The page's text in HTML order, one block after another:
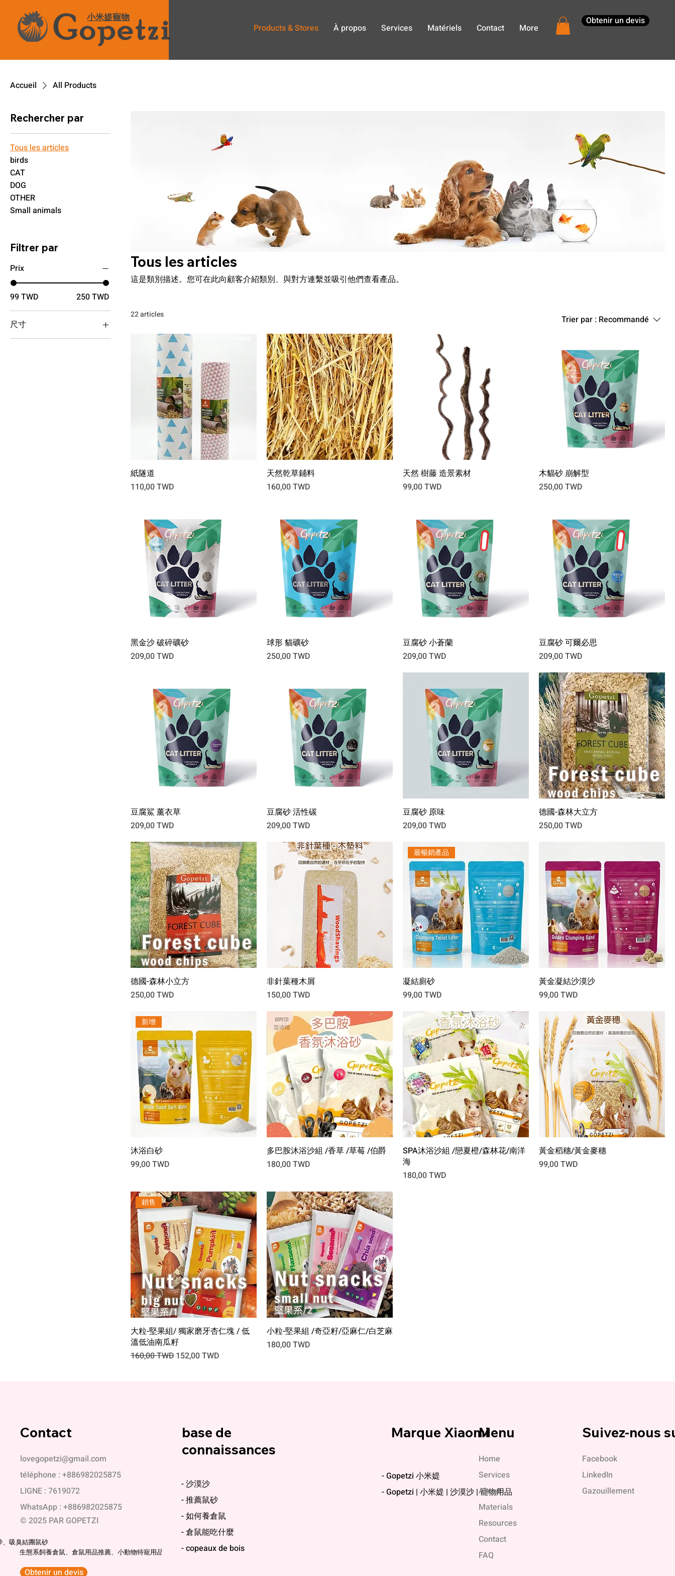
小米媞寵物
Products & Stores À propos Services Matériels Contact More
Obtenir un devis
Accueil All Products
Rechercher par
Tous les articles
birds
CAT
DOG
OTHER
Small animals
Filtrer par
Prix
99 TWD 250 TWD
尺寸
Large
Tous les articles
這是類別描述。您可在此向顧客介紹類別、與對方連繫並吸引他們查看產品。
22 articles Trier par : Recommandé
紙隧道
Prix
110,00 TWD
天然乾草鋪料
Prix
160,00 TWD
天然 樹藤 造景素材
Prix
99,00 TWD
木貓砂 崩解型
Prix
250,00 TWD
黑金沙 破碎礦砂
Prix
209,00 TWD
球形 貓礦砂
Prix
250,00 TWD
豆腐砂 小蒼蘭
Prix
209,00 TWD
豆腐砂 可爾必思
Prix
209,00 TWD
豆腐鯊 薰衣草
Prix
209,00 TWD
豆腐砂 活性碳
Prix
209,00 TWD
豆腐砂 原味
Prix
209,00 TWD
德國-森林大立方
Prix
250,00 TWD
德國-森林小立方
Prix
250,00 TWD
非針葉種木屑
Prix
150,00 TWD
最暢銷產品
凝結廁砂
Prix
99,00 TWD
黃金凝結沙漠沙
Prix
99,00 TWD
新增
沐浴白砂
Prix
99,00 TWD
多巴胺沐浴沙組 /香草 /草莓 /伯爵
Prix
180,00 TWD
SPA沐浴沙組 /戀夏橙/森林花/南洋
海
Prix
180,00 TWD
黃金稻穗/黃金麥穗
Prix
99,00 TWD
銷售
大粒-堅果組/ 獨家磨牙杏仁塊 / 低
溫低油南瓜籽
Prix original
160,00 TWD Prix promotionnel
152,00 TWD
小粒-堅果組 /奇亞籽/亞麻仁/白芝麻
Prix
180,00 TWD
Contact
lovegopetzi@gmail.com
téléphone : +886982025875
LIGNE : 7619072
WhatsApp : +886982025875
© 2025 PAR GOPETZI
生態系飼養倉鼠、倉鼠用品推薦、小動物特寵用品
Obtenir un devis
base de
connaissances
- 沙漠沙
- 推薦鼠砂
- 如何養倉鼠
- 倉鼠能吃什麼
- copeaux de bois
Marque Xiaomi
- Gopetzi 小米媞
- Gopetzi | 小米媞 | 沙漠沙 | 寵物用品
Menu
Home
Services
About
Materials
Resources
Contact
FAQ
Suivez-nous
Facebook
LinkedIn
Gazouillement
吸臭結團鼠砂